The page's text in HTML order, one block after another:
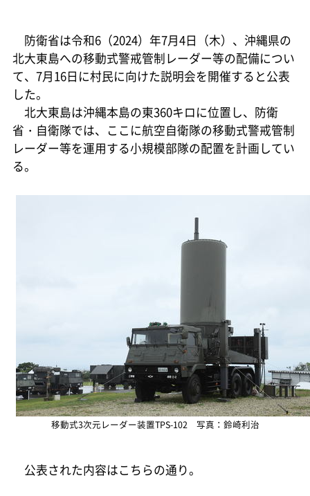
防衛省は令和6（2024）年7月4日（木）、沖縄県の
北大東島への移動式警戒管制レーダー等の配備につい
て、7月16日に村民に向けた説明会を開催すると公表
した。
北大東島は沖縄本島の東360キロに位置し、防衛
省・自衛隊では、ここに航空自衛隊の移動式警戒管制
レーダー等を運用する小規模部隊の配置を計画してい
る。
移動式3次元レーダー装置TPS-102 写真：鈴崎利治
公表された内容はこちらの通り。